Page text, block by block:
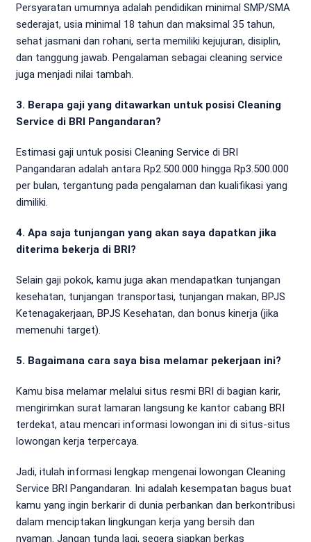
Persyaratan umumnya adalah pendidikan minimal SMP/SMA
sederajat, usia minimal 18 tahun dan maksimal 35 tahun,
sehat jasmani dan rohani, serta memiliki kejujuran, disiplin,
dan tanggung jawab. Pengalaman sebagai cleaning service
juga menjadi nilai tambah.
3. Berapa gaji yang ditawarkan untuk posisi Cleaning
Service di BRI Pangandaran?
Estimasi gaji untuk posisi Cleaning Service di BRI
Pangandaran adalah antara Rp2.500.000 hingga Rp3.500.000
per bulan, tergantung pada pengalaman dan kualifikasi yang
dimiliki.
4. Apa saja tunjangan yang akan saya dapatkan jika
diterima bekerja di BRI?
Selain gaji pokok, kamu juga akan mendapatkan tunjangan
kesehatan, tunjangan transportasi, tunjangan makan, BPJS
Ketenagakerjaan, BPJS Kesehatan, dan bonus kinerja (jika
memenuhi target).
5. Bagaimana cara saya bisa melamar pekerjaan ini?
Kamu bisa melamar melalui situs resmi BRI di bagian karir,
mengirimkan surat lamaran langsung ke kantor cabang BRI
terdekat, atau mencari informasi lowongan ini di situs-situs
lowongan kerja terpercaya.
Jadi, itulah informasi lengkap mengenai lowongan Cleaning
Service BRI Pangandaran. Ini adalah kesempatan bagus buat
kamu yang ingin berkarir di dunia perbankan dan berkontribusi
dalam menciptakan lingkungan kerja yang bersih dan
nyaman. Jangan tunda lagi, segera siapkan berkas